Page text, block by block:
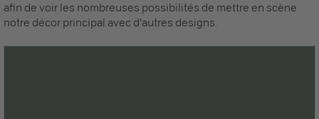
afin de voir les nombreuses possibilités de mettre en scène
notre décor principal avec d'autres designs.